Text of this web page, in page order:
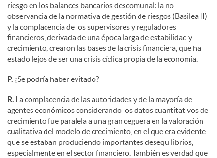
riesgo en los balances bancarios descomunal: la no
observancia de la normativa de gestión de riesgos (Basilea II)
y la complacencia de los supervisores y reguladores
financieros, derivada de una época larga de estabilidad y
crecimiento, crearon las bases de la crisis financiera, que ha
estado lejos de ser una crisis cíclica propia de la economía.
P. ¿Se podría haber evitado?
R. La complacencia de las autoridades y de la mayoría de
agentes económicos considerando los datos cuantitativos de
crecimiento fue paralela a una gran ceguera en la valoración
cualitativa del modelo de crecimiento, en el que era evidente
que se estaban produciendo importantes desequilibrios,
especialmente en el sector financiero. También es verdad que